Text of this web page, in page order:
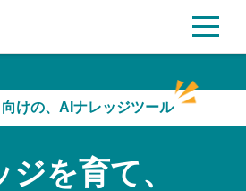
向けの、AIナレッジツール
を育て、